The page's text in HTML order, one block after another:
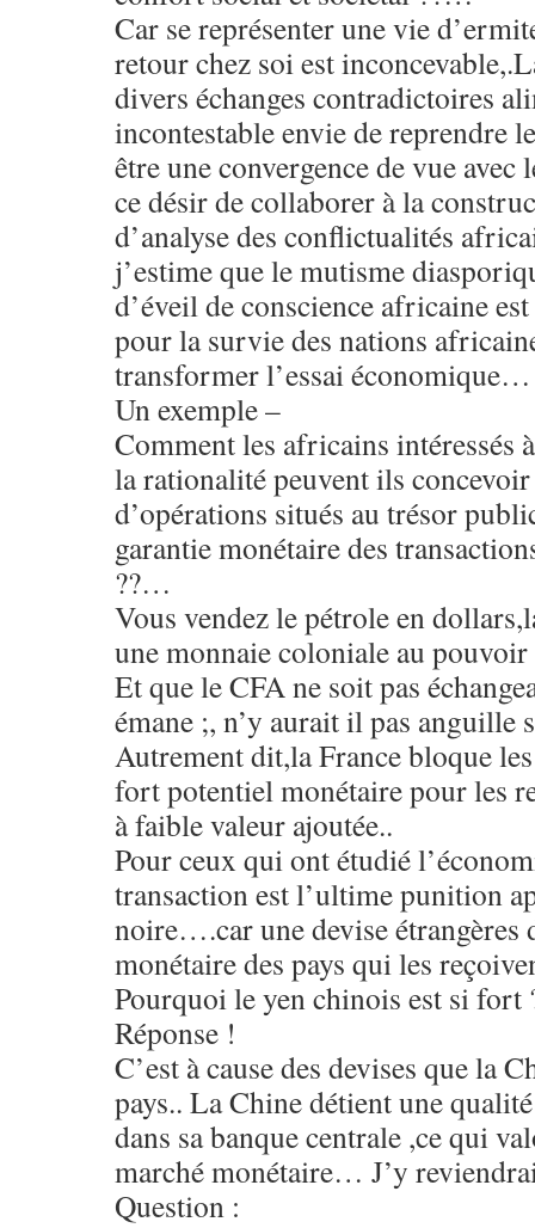
Car se représenter une vie
retour chez soi est
divers échanges contradictoires
incontestable envie de reprendre
être une convergence de vue
ce désir de collaborer à la
d’analyse des conflictualités
j’estime que le mutisme
d’éveil de conscience africaine
pour la survie des nations
transformer l’essai économique…
Un exemple –
Comment les africains intéressés
la rationalité peuvent ils
d’opérations situés au trésor
garantie monétaire des
??…
Vous vendez le pétrole en
une monnaie coloniale au
Et que le CFA ne soit pas
émane ;, n’y aurait il pas anguille
Autrement dit,la France bloque
fort potentiel monétaire pour les
à faible valeur ajoutée..
Pour ceux qui ont étudié
transaction est l’ultime punition
noire….car une devise
monétaire des pays qui les
Pourquoi le yen chinois est si fort
Réponse !
C’est à cause des devises que la
pays.. La Chine détient une
dans sa banque centrale ,ce qui
marché monétaire… J’y
Question :